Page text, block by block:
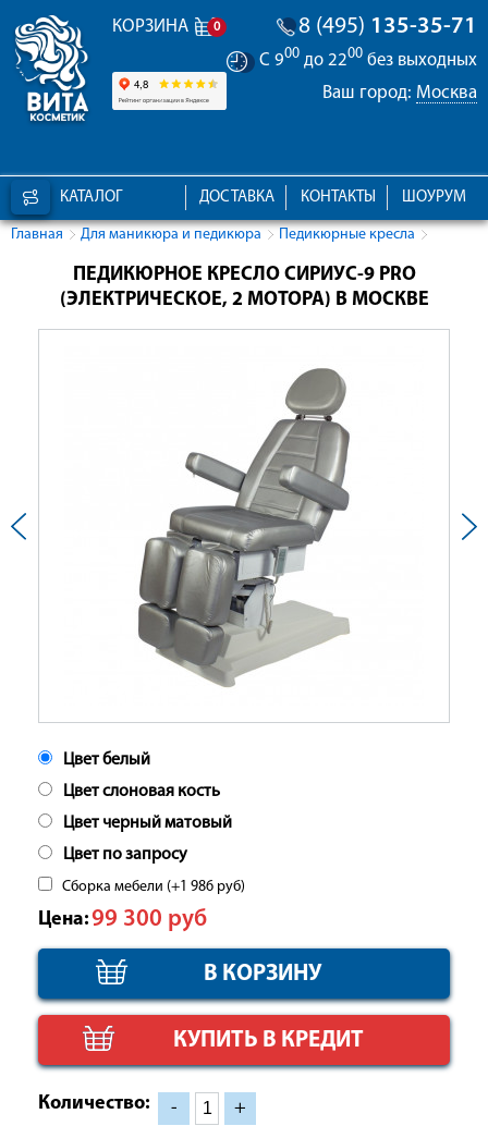
КОРЗИНА 0 8 (495) 135-35-71
С 900 до 2200 без выходных
Ваш город: Москва
КАТАЛОГ ШОУРУМ
КОНТАКТЫ
ДОСТАВКА
Главная Для маникюра и педикюра Педикюрные кресла
ПЕДИКЮРНОЕ КРЕСЛО СИРИУС-9 PRO
(ЭЛЕКТРИЧЕСКОЕ, 2 МОТОРА) В МОСКВЕ
Цвет белый
Цвет слоновая кость
Цвет черный матовый
Цвет по запросу
Сборка мебели (+1 986 руб)
Цена:99 300 руб
КУПИТЬ В КРЕДИТ
Количество: - +